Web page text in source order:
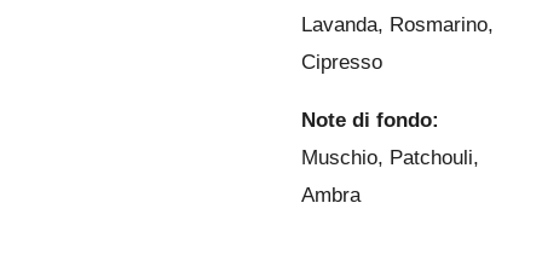
Lavanda, Rosmarino,
Cipresso
Note di fondo:
Muschio, Patchouli,
Ambra